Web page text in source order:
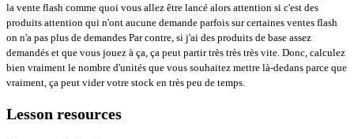
la vente flash comme quoi vous allez être lancé alors attention si c'est des
produits attention qui n'ont aucune demande parfois sur certaines ventes flash
on n'a pas plus de demandes Par contre, si j'ai des produits de base assez
demandés et que vous jouez à ça, ça peut partir très très très vite. Donc, calculez
bien vraiment le nombre d'unités que vous souhaitez mettre là-dedans parce que
vraiment, ça peut vider votre stock en très peu de temps.
Lesson resources